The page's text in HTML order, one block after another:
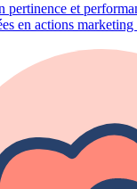
pertinence et
en actions